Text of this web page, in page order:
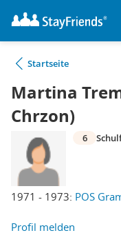
Startseite
Martina
Chrzon)
1971 - 1973: POS
6
Profil melden